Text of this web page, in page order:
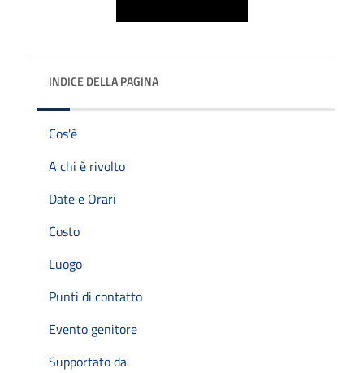
INDICE DELLA PAGINA
Cos'è
A chi è rivolto
Date e Orari
Costo
Luogo
Punti di contatto
Evento genitore
Supportato da